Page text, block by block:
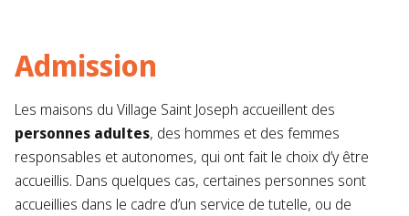
Admission
Les maisons du Village Saint Joseph accueillent des
personnes adultes, des hommes et des femmes
responsables et autonomes, qui ont fait le choix d’y être
accueillis. Dans quelques cas, certaines personnes sont
accueillies dans le cadre d’un service de tutelle, ou de